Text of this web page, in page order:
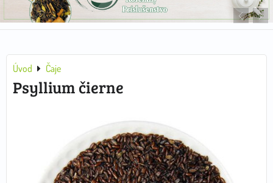
Úvod Čaje
Psyllium čierne